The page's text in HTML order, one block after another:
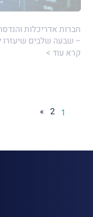
חברות אדריכלות
– שבעה שלבים שיעזרו
קרא עוד >
1
2
»